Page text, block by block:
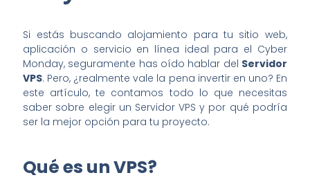
Si estás buscando alojamiento para tu sitio web,
aplicación o servicio en línea ideal para el Cyber
Monday, seguramente has oído hablar del Servidor
VPS. Pero, ¿realmente vale la pena invertir en uno? En
este artículo, te contamos todo lo que necesitas
saber sobre elegir un Servidor VPS y por qué podría
ser la mejor opción para tu proyecto.
Qué es un VPS?